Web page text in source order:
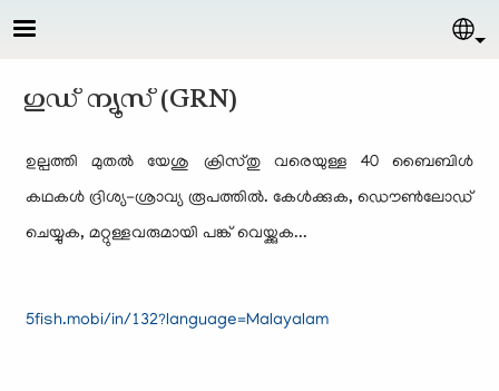
Skip to main content
ഗുഡ് ന്യൂസ്‌ (GRN)
ഉല്പത്തി മുതല്‍ യേശു ക്രിസ്തു വരെയുള്ള 40 ബൈബിള്‍
കഥകള്‍ ദ്രിശ്യ-ശ്രാവ്യ രൂപത്തില്‍. കേള്‍ക്കുക, ഡൌണ്‍ലോഡ്
ചെയ്യുക, മറ്റുള്ളവരുമായി പങ്ക് വെയ്ക്കുക...
5fish.mobi/in/132?language=Malayalam